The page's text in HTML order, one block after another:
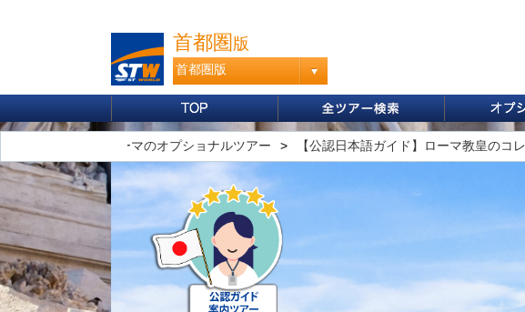
首都圏 版
首都圏版
ローマのオプショナルツアー 【公認日本語ガイド】ローマ教皇の